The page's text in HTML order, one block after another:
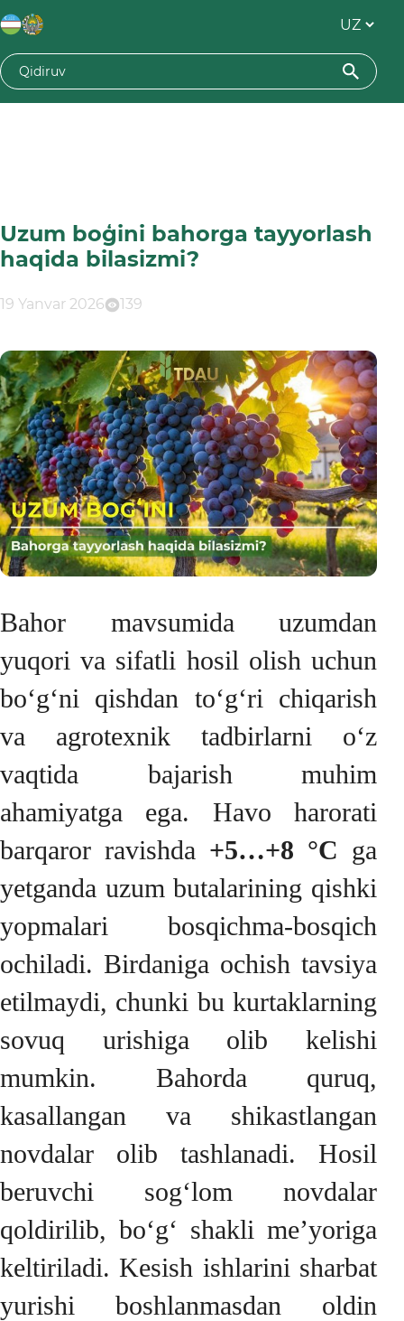
Uzum boģini bahorga tayyorlash
haqida bilasizmi?
19 Yanvar 2026 139
Bahor mavsumida uzumdan
yuqori va sifatli hosil olish uchun
bo‘g‘ni qishdan to‘g‘ri chiqarish
va agrotexnik tadbirlarni o‘z
vaqtida bajarish muhim
ahamiyatga ega. Havo harorati
barqaror ravishda +5…+8 °C ga
yetganda uzum butalarining qishki
yopmalari bosqichma-bosqich
ochiladi. Birdaniga ochish tavsiya
etilmaydi, chunki bu kurtaklarning
sovuq urishiga olib kelishi
mumkin. Bahorda quruq,
kasallangan va shikastlangan
novdalar olib tashlanadi. Hosil
beruvchi sog‘lom novdalar
qoldirilib, bo‘g‘ shakli me’yoriga
keltiriladi. Kesish ishlarini sharbat
yurishi boshlanmasdan oldin